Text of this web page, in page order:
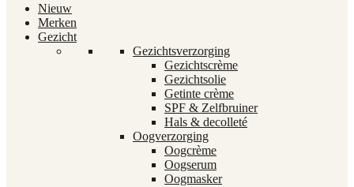
Nieuw
Merken
Gezicht
Gezichtsverzorging
Gezichtscrème
Gezichtsolie
Getinte crème
SPF & Zelfbruiner
Hals & decolleté
Oogverzorging
Oogcrème
Oogserum
Oogmasker